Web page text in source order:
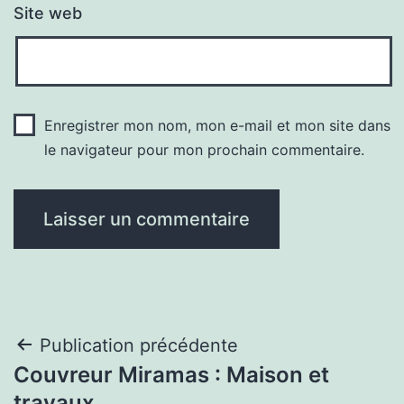
Site web
Enregistrer mon nom, mon e-mail et mon site dans
le navigateur pour mon prochain commentaire.
Navigation
de
Publication précédente
Couvreur Miramas : Maison et